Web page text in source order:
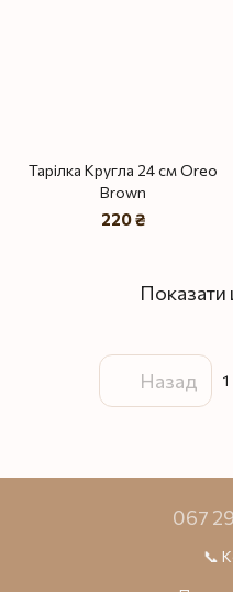
Тарілка Кругла 24 см Oreo
Brown
220 ₴
Показати
Назад 1
067
📞